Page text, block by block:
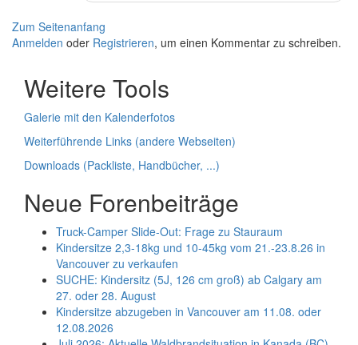
Zum Seitenanfang
Anmelden oder Registrieren, um einen Kommentar zu schreiben.
Weitere Tools
Galerie mit den Kalenderfotos
Weiterführende Links (andere Webseiten)
Downloads (Packliste, Handbücher, ...)
Neue Forenbeiträge
Truck-Camper Slide-Out: Frage zu Stauraum
Kindersitze 2,3-18kg und 10-45kg vom 21.-23.8.26 in
Vancouver zu verkaufen
SUCHE: Kindersitz (5J, 126 cm groß) ab Calgary am
27. oder 28. August
Kindersitze abzugeben in Vancouver am 11.08. oder
12.08.2026